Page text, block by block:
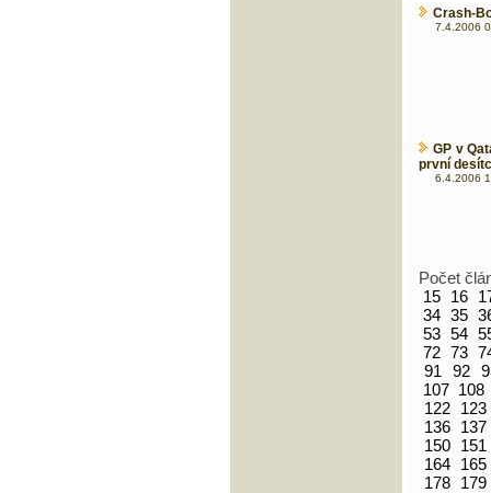
Crash-
7.4.2006
GP v
první
6.4.2006
Počet
15 16
34 35
53 54
72 73
91
92
107 108
122
123
136
137
150
151
164
165
178
179